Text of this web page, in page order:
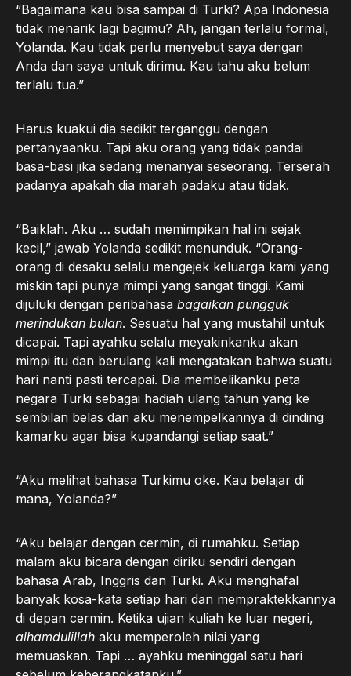
“Bagaimana kau bisa sampai di Turki? Apa Indonesia
tidak menarik lagi bagimu? Ah, jangan terlalu formal,
Yolanda. Kau tidak perlu menyebut saya dengan
Anda dan saya untuk dirimu. Kau tahu aku belum
terlalu tua.”
Harus kuakui dia sedikit terganggu dengan
pertanyaanku. Tapi aku orang yang tidak pandai
basa-basi jika sedang menanyai seseorang. Terserah
padanya apakah dia marah padaku atau tidak.
“Baiklah. Aku … sudah memimpikan hal ini sejak
kecil,” jawab Yolanda sedikit menunduk. “Orang-
orang di desaku selalu mengejek keluarga kami yang
miskin tapi punya mimpi yang sangat tinggi. Kami
dijuluki dengan peribahasa bagaikan pungguk
merindukan bulan. Sesuatu hal yang mustahil untuk
dicapai. Tapi ayahku selalu meyakinkanku akan
mimpi itu dan berulang kali mengatakan bahwa suatu
hari nanti pasti tercapai. Dia membelikanku peta
negara Turki sebagai hadiah ulang tahun yang ke
sembilan belas dan aku menempelkannya di dinding
kamarku agar bisa kupandangi setiap saat.”
“Aku melihat bahasa Turkimu oke. Kau belajar di
mana, Yolanda?”
“Aku belajar dengan cermin, di rumahku. Setiap
malam aku bicara dengan diriku sendiri dengan
bahasa Arab, Inggris dan Turki. Aku menghafal
banyak kosa-kata setiap hari dan mempraktekkannya
di depan cermin. Ketika ujian kuliah ke luar negeri,
alhamdulillah aku memperoleh nilai yang
memuaskan. Tapi … ayahku meninggal satu hari